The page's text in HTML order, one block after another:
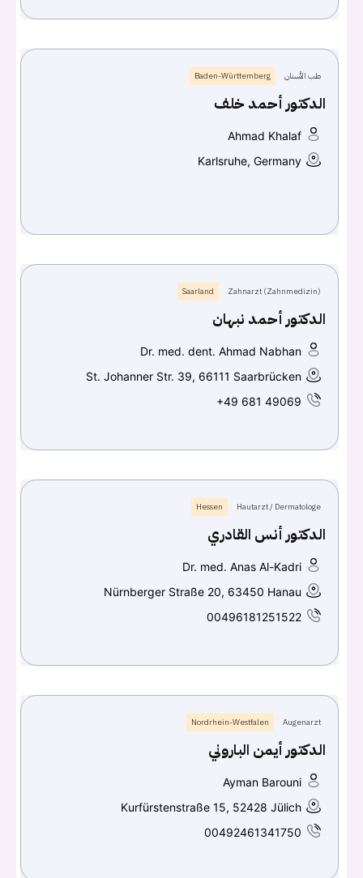
Facebook
Google
طب الأسنان Baden-Württemberg
الدكتور أحمد خلف
Ahmad Khalaf
Karlsruhe, Germany
Zahnarzt (Zahnmedizin)
Saarland
الدكتور أحمد نبهان
Dr. med. dent. Ahmad Nabhan
St. Johanner Str. 39, 66111 Saarbrücken
+49 681 49069
Hautarzt / Dermatologe
Hessen
الدكتور أنس القادري
Dr. med. Anas Al-Kadri
Nürnberger Straße 20, 63450 Hanau
00496181251522
Augenarzt
Nordrhein-Westfalen
الدكتور أيمن الباروني
Ayman Barouni
Kurfürstenstraße 15, 52428 Jülich
00492461341750